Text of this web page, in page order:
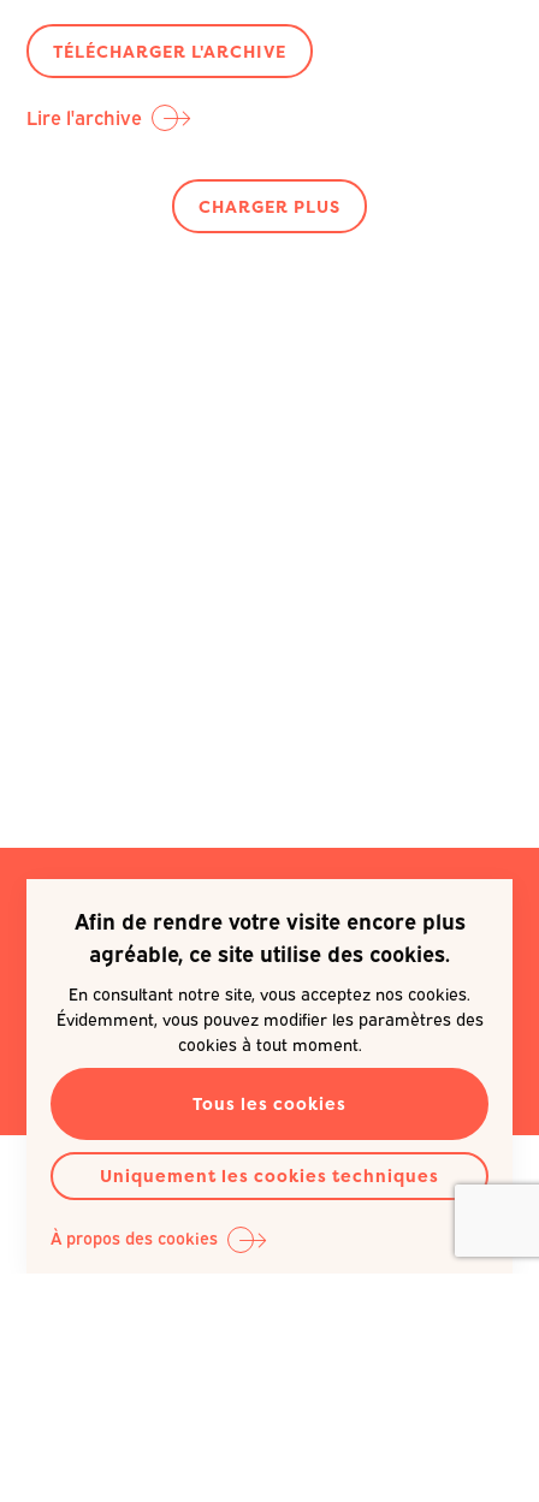
TÉLÉCHARGER L'ARCHIVE
Lire l'archive
CHARGER PLUS
Je souhaite m'inscrire à une
newsletter
EN SAVOIR PLUS
Afin de rendre votre visite encore plus
agréable, ce site utilise des cookies.
En consultant notre site, vous acceptez nos cookies.
Évidemment, vous pouvez modifier les paramètres des
cookies à tout moment.
Tous les cookies
Uniquement les cookies techniques
À propos des cookies